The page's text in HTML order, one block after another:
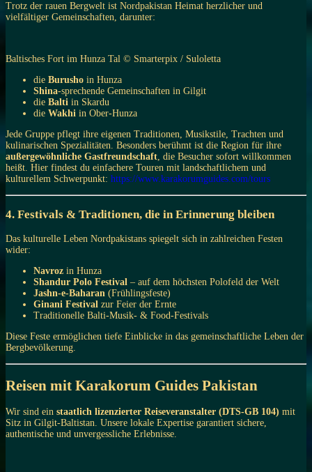
Trotz der rauen Bergwelt ist Nordpakistan Heimat herzlicher und
vielfältiger Gemeinschaften, darunter:
Baltisches Fort im Hunza Tal © Smarterpix / Suloletta
die Burusho in Hunza
Shina-sprechende Gemeinschaften in Gilgit
die Balti in Skardu
die Wakhi in Ober-Hunza
Jede Gruppe pflegt ihre eigenen Traditionen, Musikstile, Trachten und
kulinarischen Spezialitäten. Besonders berühmt ist die Region für ihre
außergewöhnliche Gastfreundschaft, die Besucher sofort willkommen
heißt. Hier findest du einfachere Touren mit landschaftlichem und
kulturellem Schwerpunkt: https://www.karakorumguides.com/tours
4. Festivals & Traditionen, die in Erinnerung bleiben
Das kulturelle Leben Nordpakistans spiegelt sich in zahlreichen Festen
wider:
Navroz in Hunza
Shandur Polo Festival – auf dem höchsten Polofeld der Welt
Jashn-e-Baharan (Frühlingsfeste)
Ginani Festival zur Feier der Ernte
Traditionelle Balti-Musik- & Food-Festivals
Diese Feste ermöglichen tiefe Einblicke in das gemeinschaftliche Leben der
Bergbevölkerung.
Reisen mit Karakorum Guides Pakistan
Wir sind ein staatlich lizenzierter Reiseveranstalter (DTS-GB 104) mit
Sitz in Gilgit-Baltistan. Unsere lokale Expertise garantiert sichere,
authentische und unvergessliche Erlebnisse.